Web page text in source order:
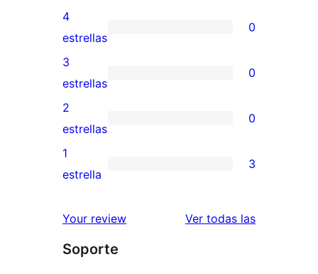
valoraciones
de
5
estrellas
0
valoraciones
de
4
estrellas
4
estrellas
0
0
valoraciones
de
3
estrellas
3
estrellas
0
0
valoraciones
de
estrellas
2
estrellas
0
3
de
estrellas
1
estrella
3
Your review Ver todas las
Soporte